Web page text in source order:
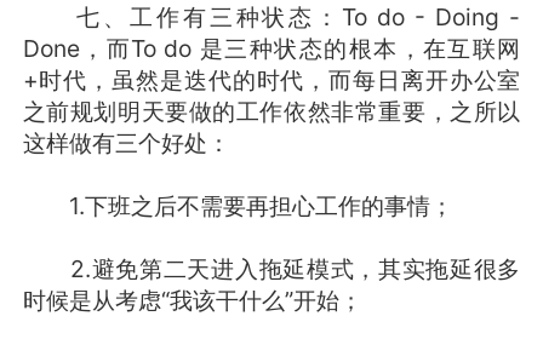
七、工作有三种状态：To do - Doing -
Done，而To do 是三种状态的根本，在互联网
+时代，虽然是迭代的时代，而每日离开办公室
之前规划明天要做的工作依然非常重要，之所以
这样做有三个好处：
1.下班之后不需要再担心工作的事情；
2.避免第二天进入拖延模式，其实拖延很多
时候是从考虑“我该干什么”开始；